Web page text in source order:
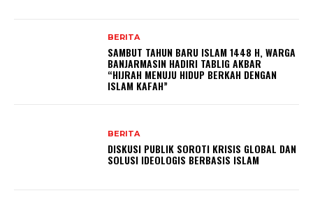
BERITA
SAMBUT TAHUN BARU ISLAM 1448 H, WARGA
BANJARMASIN HADIRI TABLIG AKBAR
“HIJRAH MENUJU HIDUP BERKAH DENGAN
ISLAM KAFAH”
BERITA
DISKUSI PUBLIK SOROTI KRISIS GLOBAL DAN
SOLUSI IDEOLOGIS BERBASIS ISLAM